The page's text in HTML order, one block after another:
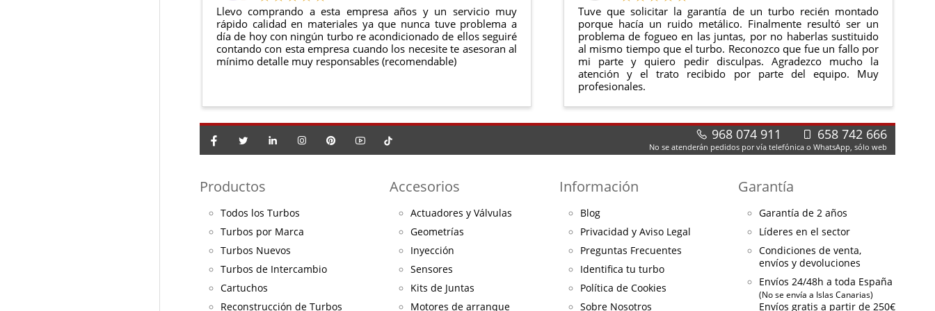
Llevo comprando a esta empresa años y un servicio muy
rápido calidad en materiales ya que nunca tuve problema a
día de hoy con ningún turbo re acondicionado de ellos seguiré
contando con esta empresa cuando los necesite te asesoran al
mínimo detalle muy responsables (recomendable)
Tuve que solicitar la garantía de un turbo recién montado
porque hacía un ruido metálico. Finalmente resultó ser un
problema de fogueo en las juntas, por no haberlas sustituido
al mismo tiempo que el turbo. Reconozco que fue un fallo por
mi parte y quiero pedir disculpas. Agradezco mucho la
atención y el trato recibido por parte del equipo. Muy
profesionales.
968 074 911 658 742 666
No se atenderán pedidos por vía telefónica o WhatsApp, sólo web
Productos
Todos los Turbos
Turbos por Marca
Turbos Nuevos
Turbos de Intercambio
Cartuchos
Reconstrucción de Turbos
Accesorios
Actuadores y Válvulas
Geometrías
Inyección
Sensores
Kits de Juntas
Motores de arranque
Información
Blog
Privacidad y Aviso Legal
Preguntas Frecuentes
Identifica tu turbo
Política de Cookies
Sobre Nosotros
Garantía
Garantía de 2 años
Líderes en el sector
Condiciones de venta,
envíos y devoluciones
Envíos 24/48h a toda España
(No se envía a Islas Canarias)
Envíos gratis a partir de 250€